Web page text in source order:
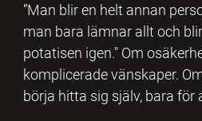
”Man blir en helt annan
man bara lämnar allt och
potatisen igen." Om
komplicerade vänskaper.
börja hitta sig själv, bara för